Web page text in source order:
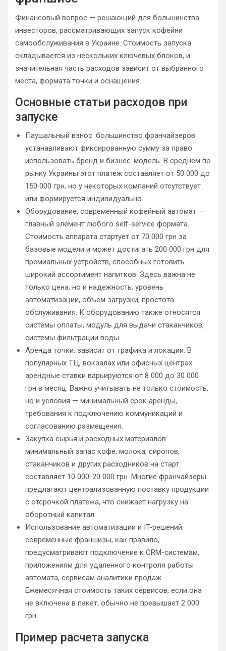
Финансовый вопрос — решающий для большинства
инвесторов, рассматривающих запуск кофейни
самообслуживания в Украине. Стоимость запуска
складывается из нескольких ключевых блоков, и
значительная часть расходов зависит от выбранного
места, формата точки и оснащения.
Основные статьи расходов при
запуске
Паушальный взнос: большинство франчайзеров
устанавливают фиксированную сумму за право
использовать бренд и бизнес-модель. В среднем по
рынку Украины этот платеж составляет от 50 000 до
150 000 грн, но у некоторых компаний отсутствует
или формируется индивидуально.
Оборудование: современный кофейный автомат —
главный элемент любого self-service формата.
Стоимость аппарата стартует от 70 000 грн за
базовые модели и может достигать 200 000 грн для
премиальных устройств, способных готовить
широкий ассортимент напитков. Здесь важна не
только цена, но и надежность, уровень
автоматизации, объем загрузки, простота
обслуживания. К оборудованию также относятся
системы оплаты, модуль для выдачи стаканчиков,
системы фильтрации воды.
Аренда точки: зависит от трафика и локации. В
популярных ТЦ, вокзалах или офисных центрах
арендные ставки варьируются от 8 000 до 30 000
грн в месяц. Важно учитывать не только стоимость,
но и условия — минимальный срок аренды,
требования к подключению коммуникаций и
согласованию размещения.
Закупка сырья и расходных материалов:
минимальный запас кофе, молока, сиропов,
стаканчиков и других расходников на старт
составляет 10 000-20 000 грн. Многие франчайзеры
предлагают централизованную поставку продукции
с отсрочкой платежа, что снижает нагрузку на
оборотный капитал.
Использование автоматизации и IT-решений:
современные франшизы, как правило,
предусматривают подключение к CRM-системам,
приложениям для удаленного контроля работы
автомата, сервисам аналитики продаж.
Ежемесячная стоимость таких сервисов, если она
не включена в пакет, обычно не превышает 2 000
грн.
Пример расчета запуска